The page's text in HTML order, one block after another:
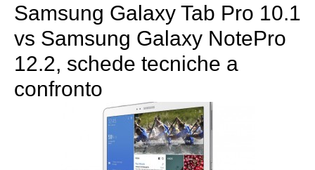
Samsung Galaxy Tab Pro 10.1
vs Samsung Galaxy NotePro
12.2, schede tecniche a
confronto